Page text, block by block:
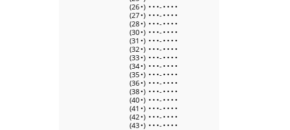
(26•) • • •- • • • •
(27•) • • •- • • • •
(28•) • • •- • • • •
(30•) • • •- • • • •
(31 •) • • •- • • • •
(32•) • • •- • • • •
(33•) • • •- • • • •
(34•) • • •- • • • •
(35•) • • •- • • • •
(36•) • • •- • • • •
(38•) • • •- • • • •
(40•) • • •- • • • •
(41 •) • • •- • • • •
(42•) • • •- • • • •
(43•) • • •- • • • •